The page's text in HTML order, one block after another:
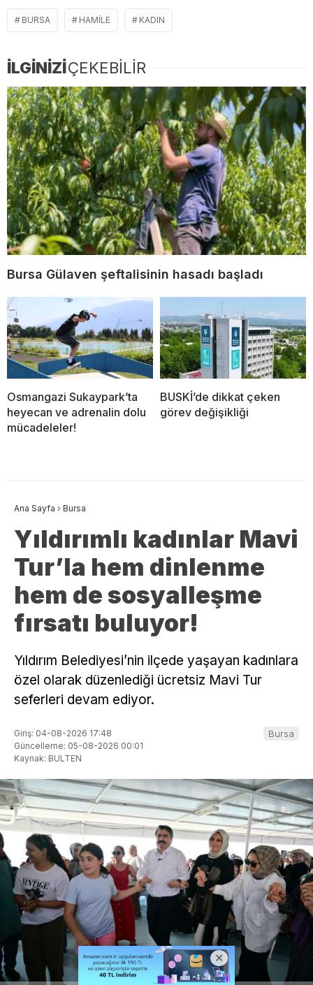
BURSA HAMILE KADIN
İLGİNİZİÇEKEBİLİR
Bursa Gülaven şeftalisinin hasadı başladı
Osmangazi Sukaypark’ta
heyecan ve adrenalin dolu
mücadeleler!
BUSKİ’de dikkat çeken
görev değişikliği
Ana Sayfa › Bursa
Yıldırımlı kadınlar Mavi
Tur’la hem dinlenme
hem de sosyalleşme
fırsatı buluyor!
Yıldırım Belediyesi’nin ilçede yaşayan kadınlara
özel olarak düzenlediği ücretsiz Mavi Tur
seferleri devam ediyor.
Giriş: 04-08-2026 17:48
Güncelleme: 05-08-2026 00:01
Kaynak: BULTEN
Bursa